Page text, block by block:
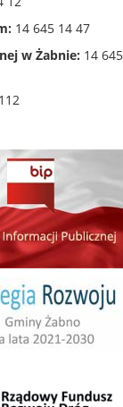
14 645 14 47
w Żabnie: 14 645
112